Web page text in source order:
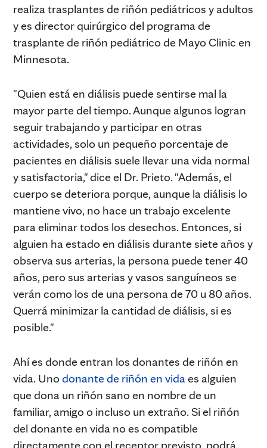
realiza trasplantes de riñón pediátricos y adultos
y es director quirúrgico del programa de
trasplante de riñón pediátrico de Mayo Clinic en
Minnesota.
"Quien está en diálisis puede sentirse mal la
mayor parte del tiempo. Aunque algunos logran
seguir trabajando y participar en otras
actividades, solo un pequeño porcentaje de
pacientes en diálisis suele llevar una vida normal
y satisfactoria," dice el Dr. Prieto. "Además, el
cuerpo se deteriora porque, aunque la diálisis lo
mantiene vivo, no hace un trabajo excelente
para eliminar todos los desechos. Entonces, si
alguien ha estado en diálisis durante siete años y
observa sus arterias, la persona puede tener 40
años, pero sus arterias y vasos sanguíneos se
verán como los de una persona de 70 u 80 años.
Querrá minimizar la cantidad de diálisis, si es
posible."
Ahí es donde entran los donantes de riñón en
vida. Uno donante de riñón en vidaes alguien
que dona un riñón sano en nombre de un
familiar, amigo o incluso un extraño. Si el riñón
del donante en vida no es compatible
directamente con el receptor previsto, podrá